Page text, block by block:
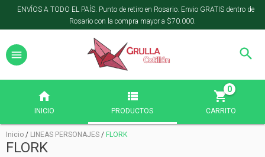
ENVÍOS A TODO EL PAÍS. Punto de retiro en Rosario. Envio GRATIS dentro de
Rosario con la compra mayor a $70.000.
INICIO PRODUCTOS CARRITO
0
Inicio / LINEAS PERSONAJES / FLORK
FLORK